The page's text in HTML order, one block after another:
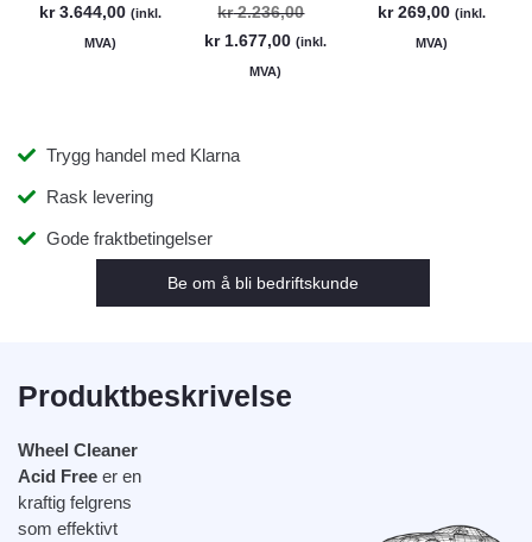
kr3.644,00 (inkl.
MVA)
kr2.236,00
kr1.677,00 (inkl.
MVA)
kr269,00 (inkl.
MVA)
Trygg handel med Klarna
Rask levering
Gode fraktbetingelser
Be om å bli bedriftskunde
Produktbeskrivelse
Wheel Cleaner
Acid Free er en
kraftig felgrens
som effektivt